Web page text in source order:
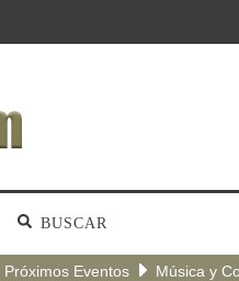
BUSCAR
Próximos Eventos Música y